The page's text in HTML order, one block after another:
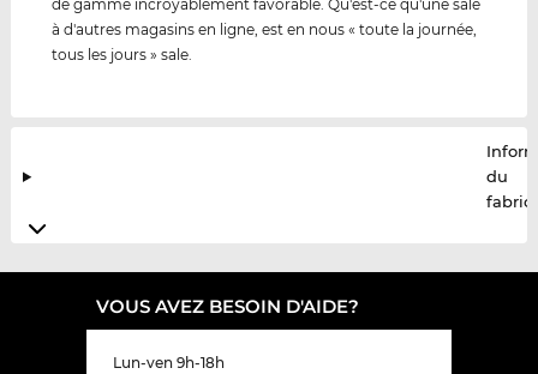
de gamme incroyablement favorable. Qu'est-ce qu'une sale
à d'autres magasins en ligne, est en nous « toute la journée,
tous les jours » sale.
du
VOUS AVEZ BESOIN D'AIDE?
Lun-ven 9h-18h